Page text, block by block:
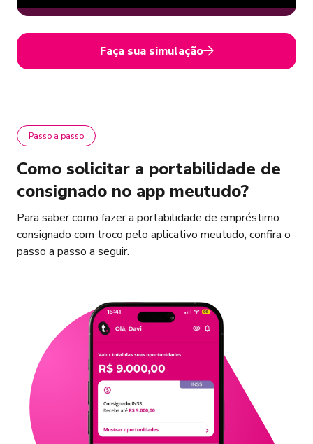
Faça sua simulação
Passo a passo
Como solicitar a portabilidade de
consignado no app meutudo?
Para saber como fazer a portabilidade de empréstimo
consignado com troco pelo aplicativo meutudo, confira o
passo a passo a seguir.